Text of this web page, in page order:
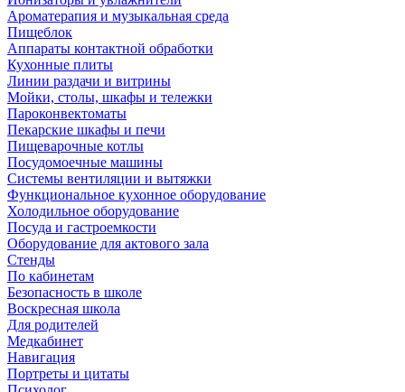
Ароматерапия и музыкальная среда
Пищеблок
Аппараты контактной обработки
Кухонные плиты
Линии раздачи и витрины
Мойки, столы, шкафы и тележки
Пароконвектоматы
Пекарские шкафы и печи
Пищеварочные котлы
Посудомоечные машины
Системы вентиляции и вытяжки
Функциональное кухонное оборудование
Холодильное оборудование
Посуда и гастроемкости
Оборудование для актового зала
Стенды
По кабинетам
Безопасность в школе
Воскресная школа
Для родителей
Медкабинет
Навигация
Портреты и цитаты